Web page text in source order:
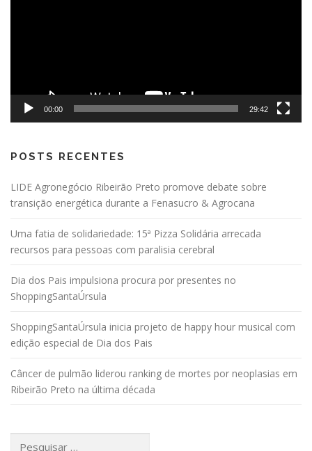
00:00 29:42
POSTS RECENTES
LIDE Agronegócio Ribeirão Preto promove debate sobre
transição energética durante a Fenasucro & Agrocana
Uma fatia de solidariedade: 15ª Pizza Solidária arrecada
recursos para pessoas com paralisia cerebral
Dia dos Pais impulsiona procura por presentes no
ShoppingSantaÚrsula
ShoppingSantaÚrsula inicia projeto de happy hour musical com
edição especial de Dia dos Pais
Câncer de pulmão liderou ranking de mortes por neoplasias em
Ribeirão Preto na última década